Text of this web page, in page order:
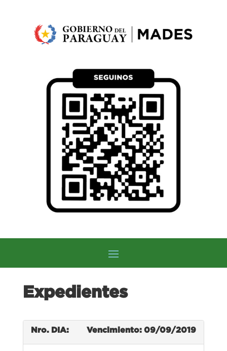
Expedientes
Nro. DIA: Vencimiento: 09/09/2019